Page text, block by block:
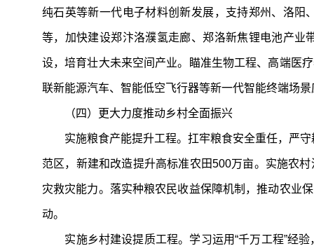
纯石英等新一代电子材料创新发展，支持郑州、洛
等，加快建设郑汴洛濮氢走廊、郑洛新焦锂电池产
设，培育壮大未来空间产业。瞄准生物工程、高端医
联新能源汽车、智能低空飞行器等新一代智能终端场
（四）更大力度推动乡村全面振兴
实施粮食产能提升工程。扛牢粮食安全重任，严守
范区，新建和改造提升高标准农田500万亩。实施农
灾救灾能力。落实种粮农民收益保障机制，推动农业
动。
实施乡村建设提质工程。学习运用“千万工程”经验